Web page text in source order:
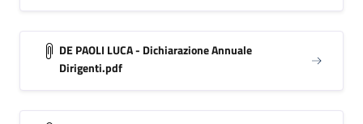
DE PAOLI LUCA - Dichiarazione Annuale
Dirigenti.pdf